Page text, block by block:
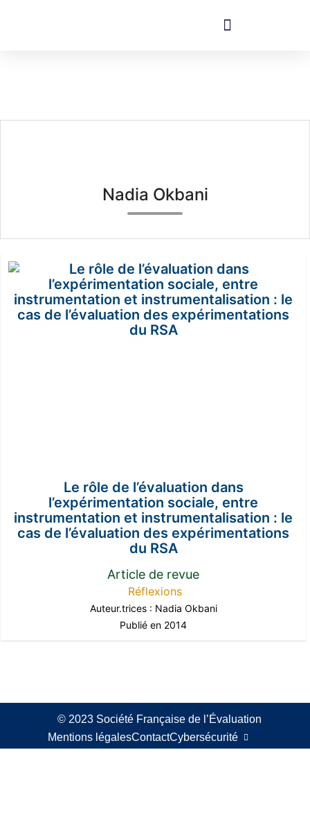
Nadia Okbani
Le rôle de l’évaluation dans
l’expérimentation sociale, entre
instrumentation et instrumentalisation : le
cas de l’évaluation des expérimentations
du RSA
Article de revue
Réflexions
Auteur.trices : Nadia Okbani
Publié en 2014
© 2023 Société Française de l’Évaluation
Mentions légalesContactCybersécurité